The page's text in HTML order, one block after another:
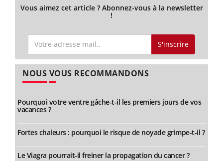
Vous aimez cet article ? Abonnez-vous à la newsletter
!
S'inscrire
NOUS VOUS RECOMMANDONS
Pourquoi votre ventre gâche-t-il les premiers jours de vos
vacances ?
Fortes chaleurs : pourquoi le risque de noyade grimpe-t-il ?
Le Viagra pourrait-il freiner la propagation du cancer ?